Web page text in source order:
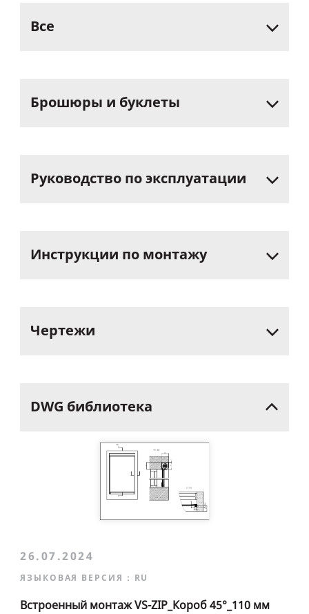
Все
Брошюры и буклеты
Руководство поэксплуатации
Инструкции по монтажу
Чертежи
DWG библиотека
26.07.2024
ЯЗЫКОВАЯ ВЕРСИЯ : RU
Встроенный монтаж VS-ZIP_Короб 45°_110 мм